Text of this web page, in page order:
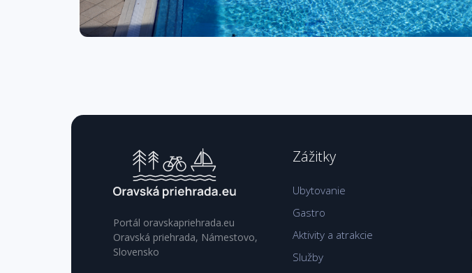
Portál oravskapriehrada.eu
Oravská priehrada, Námestovo,
Slovensko
Zážitky
Ubytovanie
Gastro
Aktivity a atrakcie
Služby